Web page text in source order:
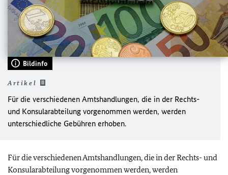
Bildinfo
Artikel
Für die verschiedenen Amtshandlungen, die in der Rechts-
und Konsularabteilung vorgenommen werden, werden
unterschiedliche Gebühren erhoben.
Für die verschiedenen Amtshandlungen, die in der Rechts- und
Konsularabteilung vorgenommen werden, werden